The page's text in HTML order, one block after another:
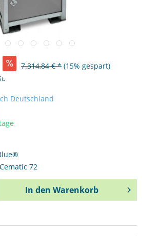
7.314,84 € * (15% gespart)
Deutschland
72
In den Warenkorb